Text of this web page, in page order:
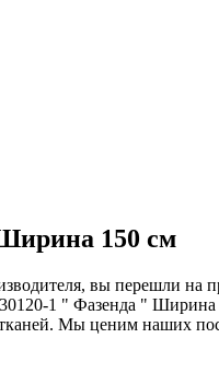
150 см
вы перешли
1 " Фазенда "
Мы ценим наших